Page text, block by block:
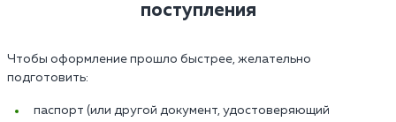
поступления
Чтобы оформление прошло быстрее, желательно
подготовить:
паспорт (или другой документ, удостоверяющий